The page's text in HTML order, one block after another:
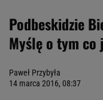
Podbeskidzie
Myślę o tym co
Paweł Przybyła
14 marca 2016, 08:37